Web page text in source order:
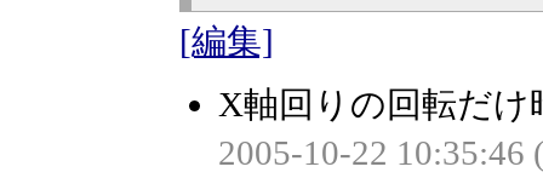
[編集]
X軸回りの回転だ
2005-10-22 10:35:46